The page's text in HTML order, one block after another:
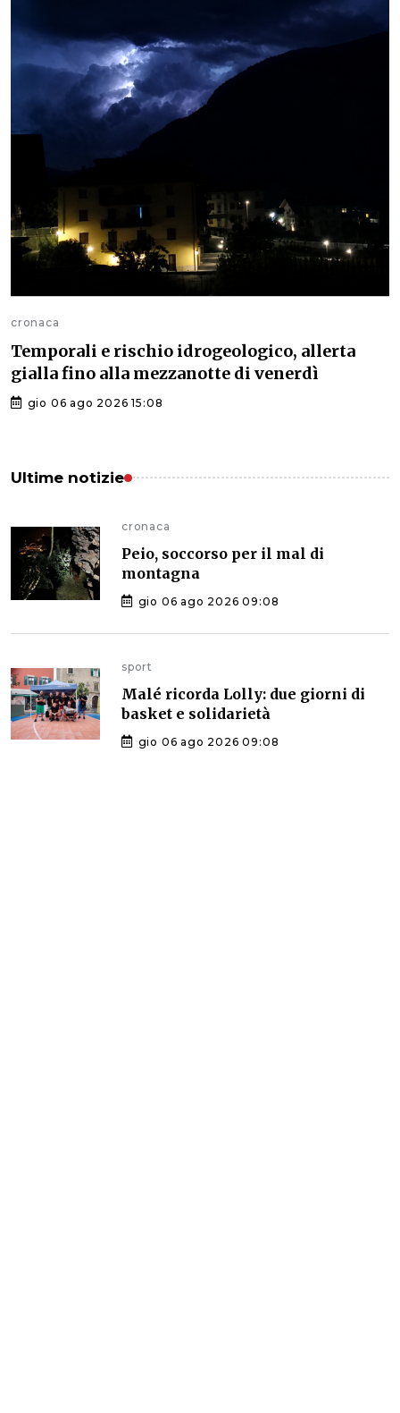
cronaca
Temporali e rischio idrogeologico, allerta
gialla fino alla mezzanotte di venerdì
gio 06 ago 2026 15:08
Ultime notizie
cronaca
Peio, soccorso per il mal di
montagna
gio 06 ago 2026 09:08
sport
Malé ricorda Lolly: due giorni di
basket e solidarietà
gio 06 ago 2026 09:08